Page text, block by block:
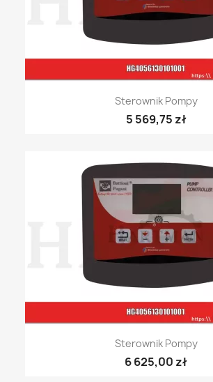
Sterownik Pompy
5 569,75 zł
Sterownik Pompy
6 625,00 zł